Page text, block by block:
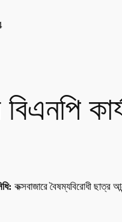
বিএনপি
কক্সবাজারে বৈষম্যবিরোধী